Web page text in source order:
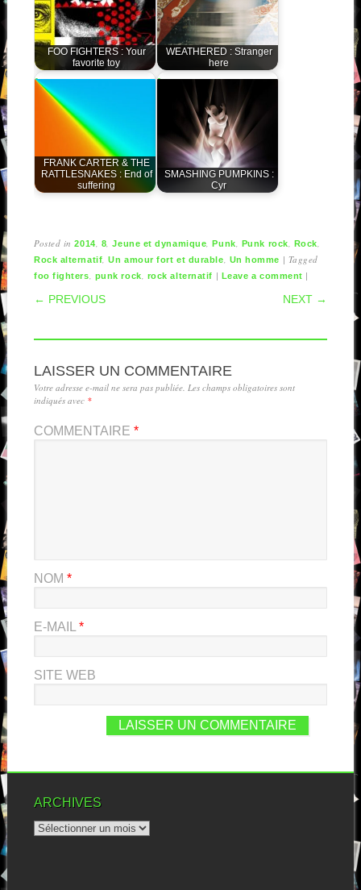
FOO FIGHTERS : Your
favorite toy
WEATHERED : Stranger
here
FRANK CARTER & THE
RATTLESNAKES : End of
suffering
SMASHING PUMPKINS :
Cyr
Posted in2014, 8,Jeune et dynamique,Punk, Punk rock, Rock,
Rock alternatif,Un amour fort et durable, Un homme | Tagged
foo fighters, punk rock, rock alternatif | Leave a comment |
POST NAVIGATION
← PREVIOUS NEXT →
LAISSER UN COMMENTAIRE
Votre adresse e-mail ne sera pas publiée. Les champs obligatoires sont
indiqués avec *
COMMENTAIRE *
NOM *
E-MAIL *
SITE WEB
ARCHIVES